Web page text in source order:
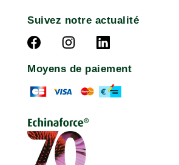
Suivez notre actualité
Moyens de paiement